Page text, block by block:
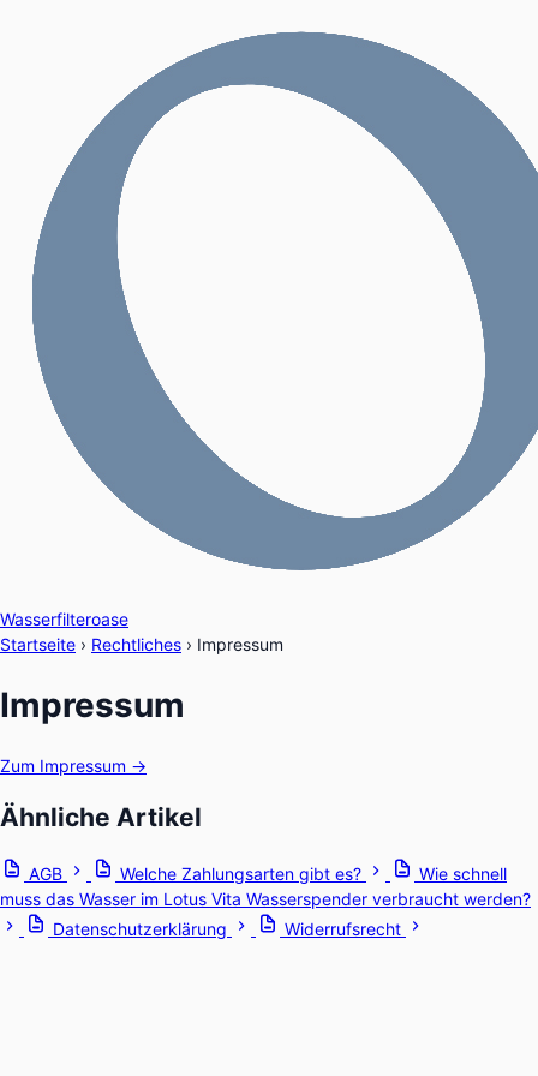
Wasserfilteroase
Startseite › Rechtliches › Impressum
Impressum
Zum Impressum →
Ähnliche Artikel
AGB Welche Zahlungsarten gibt es?
Wie schnell
muss das Wasser im Lotus Vita Wasserspender verbraucht werden?
Datenschutzerklärung
Widerrufsrecht